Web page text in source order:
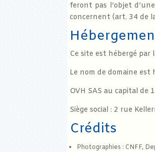
feront pas l’objet
concernent (art. 34 de
Ce site est hébergé par
Le nom de domaine est
OVH SAS au capital de
Siège social : 2 rue
Crédits
Photographies : CNFF,